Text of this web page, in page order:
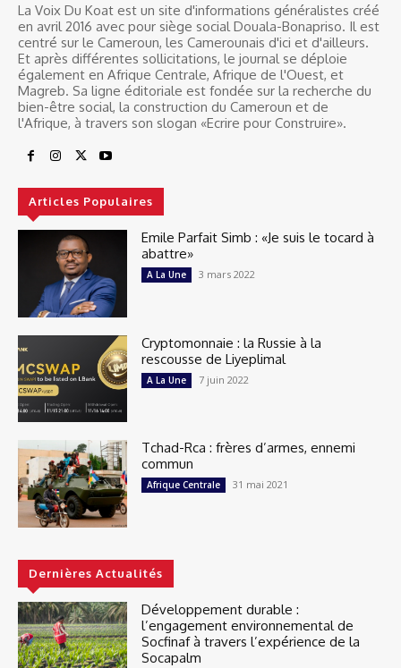
La Voix Du Koat est un site d'informations généralistes créé
en avril 2016 avec pour siège social Douala-Bonapriso. Il est
centré sur le Cameroun, les Camerounais d'ici et d'ailleurs.
Et après différentes sollicitations, le journal se déploie
également en Afrique Centrale, Afrique de l'Ouest, et
Magreb. Sa ligne éditoriale est fondée sur la recherche du
bien-être social, la construction du Cameroun et de
l'Afrique, à travers son slogan «Ecrire pour Construire».
Articles Populaires
Emile Parfait Simb : «Je suis le tocard à
abattre»
A La Une 3 mars 2022
Cryptomonnaie : la Russie à la
rescousse de Liyeplimal
A La Une 7 juin 2022
Tchad-Rca : frères d’armes, ennemi
commun
Afrique Centrale 31 mai 2021
Dernières Actualités
Développement durable :
l’engagement environnemental de
Socfinaf à travers l’expérience de la
Socapalm